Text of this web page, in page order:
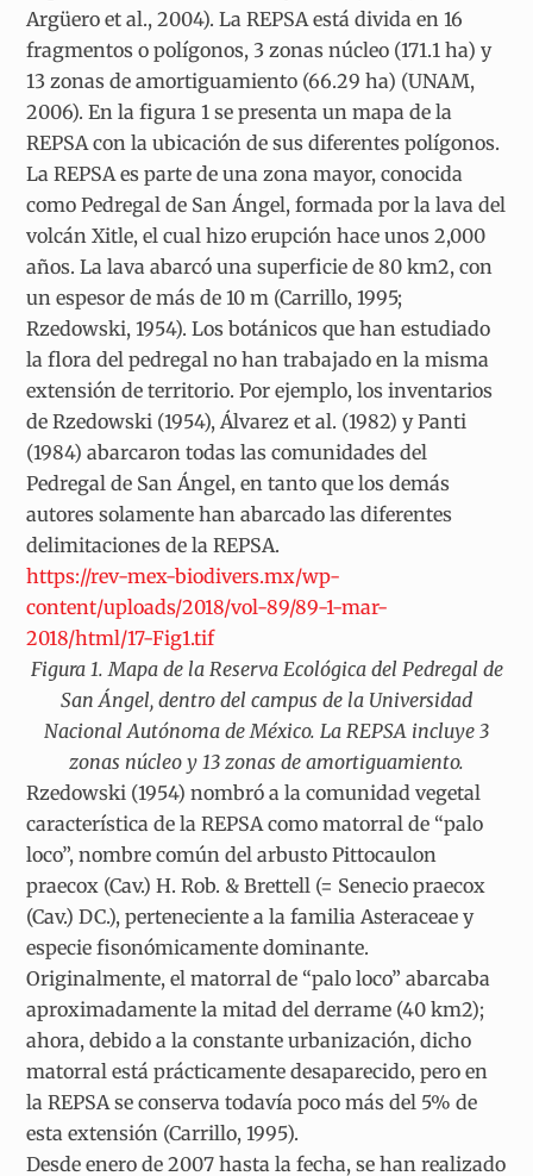
Argüero et al., 2004). La REPSA está divida en 16
fragmentos o polígonos, 3 zonas núcleo (171.1 ha) y
13 zonas de amortiguamiento (66.29 ha) (UNAM,
2006). En la figura 1 se presenta un mapa de la
REPSA con la ubicación de sus diferentes polígonos.
La REPSA es parte de una zona mayor, conocida
como Pedregal de San Ángel, formada por la lava del
volcán Xitle, el cual hizo erupción hace unos 2,000
años. La lava abarcó una superficie de 80 km2, con
un espesor de más de 10 m (Carrillo, 1995;
Rzedowski, 1954). Los botánicos que han estudiado
la flora del pedregal no han trabajado en la misma
extensión de territorio. Por ejemplo, los inventarios
de Rzedowski (1954), Álvarez et al. (1982) y Panti
(1984) abarcaron todas las comunidades del
Pedregal de San Ángel, en tanto que los demás
autores solamente han abarcado las diferentes
delimitaciones de la REPSA.
https://rev-mex-biodivers.mx/wp-
content/uploads/2018/vol-89/89-1-mar-
2018/html/17-Fig1.tif
Figura 1. Mapa de la Reserva Ecológica del Pedregal de
San Ángel, dentro del campus de la Universidad
Nacional Autónoma de México. La REPSA incluye 3
zonas núcleo y 13 zonas de amortiguamiento.
Rzedowski (1954) nombró a la comunidad vegetal
característica de la REPSA como matorral de “palo
loco”, nombre común del arbusto Pittocaulon
praecox (Cav.) H. Rob. & Brettell (= Senecio praecox
(Cav.) DC.), perteneciente a la familia Asteraceae y
especie fisonómicamente dominante.
Originalmente, el matorral de “palo loco” abarcaba
aproximadamente la mitad del derrame (40 km2);
ahora, debido a la constante urbanización, dicho
matorral está prácticamente desaparecido, pero en
la REPSA se conserva todavía poco más del 5% de
esta extensión (Carrillo, 1995).
Desde enero de 2007 hasta la fecha, se han realizado